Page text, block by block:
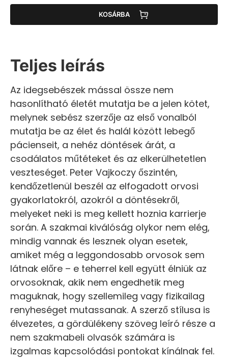
KOSÁRBA
Teljes leírás
Az idegsebészek mással össze nem
hasonlítható életét mutatja be a jelen kötet,
melynek sebész szerzője az első vonalból
mutatja be az élet és halál között lebegő
pácienseit, a nehéz döntések árát, a
csodálatos műtéteket és az elkerülhetetlen
veszteséget. Peter Vajkoczy őszintén,
kendőzetlenül beszél az elfogadott orvosi
gyakorlatokról, azokról a döntésekről,
melyeket neki is meg kellett hoznia karrierje
során. A szakmai kiválóság olykor nem elég,
mindig vannak és lesznek olyan esetek,
amiket még a leggondosabb orvosok sem
látnak előre – e teherrel kell együtt élniük az
orvosoknak, akik nem engedhetik meg
maguknak, hogy szellemileg vagy fizikailag
renyheséget mutassanak. A szerző stílusa is
élvezetes, a gördülékeny szöveg leíró része a
nem szakmabeli olvasók számára is
izgalmas kapcsolódási pontokat kínálnak fel.